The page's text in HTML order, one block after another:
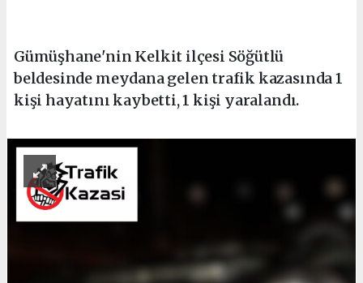
Gümüşhane'nin Kelkit ilçesi Söğütlü
beldesinde meydana gelen trafik kazasında 1
kişi hayatını kaybetti, 1 kişi yaralandı.